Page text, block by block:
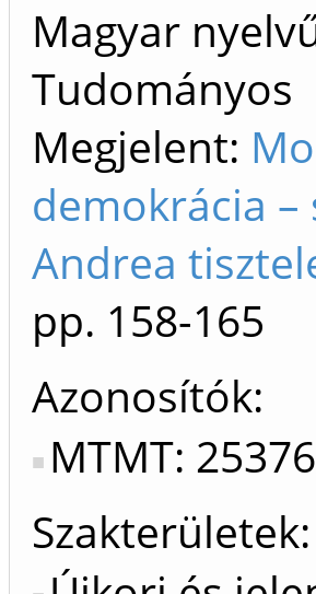
Magyar
Tudományos
Megjelent:
demokrácia
Andrea
pp. 158-165
Azonosítók
MTMT:
Szakterületek: